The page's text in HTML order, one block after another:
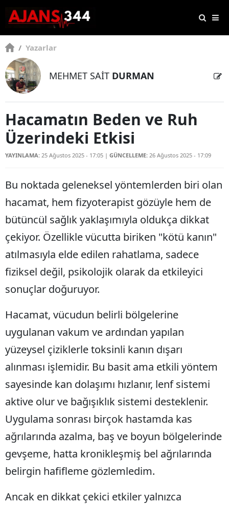
/ Yazarlar
MEHMET SAİT DURMAN
Hacamatın Beden ve Ruh
Üzerindeki Etkisi
YAYINLAMA: 25 Ağustos 2025 - 17:05 | GÜNCELLEME: 26 Ağustos 2025 - 17:09
Bu noktada geleneksel yöntemlerden biri olan
hacamat, hem fizyoterapist gözüyle hem de
bütüncül sağlık yaklaşımıyla oldukça dikkat
çekiyor. Özellikle vücutta biriken "kötü kanın"
atılmasıyla elde edilen rahatlama, sadece
fiziksel değil, psikolojik olarak da etkileyici
sonuçlar doğuruyor.
Hacamat, vücudun belirli bölgelerine
uygulanan vakum ve ardından yapılan
yüzeysel çiziklerle toksinli kanın dışarı
alınması işlemidir. Bu basit ama etkili yöntem
sayesinde kan dolaşımı hızlanır, lenf sistemi
aktive olur ve bağışıklık sistemi desteklenir.
Uygulama sonrası birçok hastamda kas
ağrılarında azalma, baş ve boyun bölgelerinde
gevşeme, hatta kronikleşmiş bel ağrılarında
belirgin hafifleme gözlemledim.
Ancak en dikkat çekici etkiler yalnızca